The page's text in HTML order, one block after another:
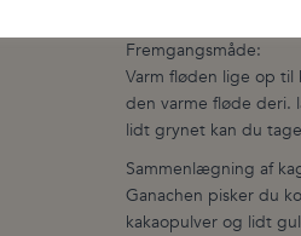
Fremgangsmåde:
Varm fløden lige op
den varme fløde deri.
lidt grynet kan du
Sammenlægning af
Ganachen pisker du
kakaopulver og lidt